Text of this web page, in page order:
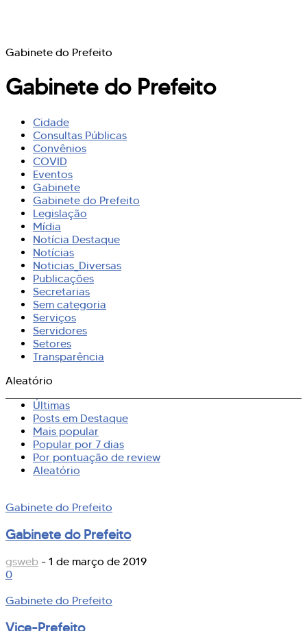
Gabinete do Prefeito
Gabinete do Prefeito
Cidade
Consultas Públicas
Convênios
COVID
Eventos
Gabinete
Gabinete do Prefeito
Legislação
Mídia
Notícia Destaque
Notícias
Noticias_Diversas
Publicações
Secretarias
Sem categoria
Serviços
Servidores
Setores
Transparência
Aleatório
Últimas
Posts em Destaque
Mais popular
Popular por 7 dias
Por pontuação de review
Aleatório
Gabinete do Prefeito
Gabinete do Prefeito
gsweb - 1 de março de 2019
0
Gabinete do Prefeito